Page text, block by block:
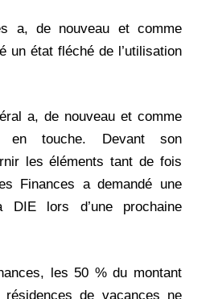
a, de nouveau et comme
un état fléché de l’utilisation
a, de nouveau et comme
en touche. Devant son
les éléments tant de fois
Finances a demandé une
DIE lors d’une prochaine
les 50 % du montant
de vacances ne